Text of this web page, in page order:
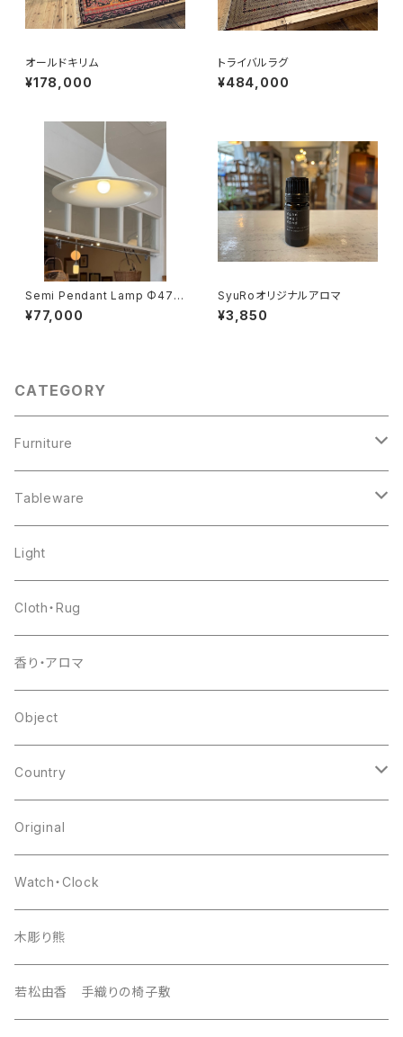
オールドキリム
¥178,000
トライバルラグ
¥484,000
Semi Pendant Lamp Φ47c
m
¥77,000
SyuRoオリジナルアロマ
¥3,850
CATEGORY
Furniture
chair
shelf
table
other
Tableware
pottery
glass
flower base
other
Light
Cloth・Rug
香り・アロマ
Object
Country
japan
europa
india
nordic
Original
Watch・Clock
木彫り熊
若松由香 手織りの椅子敷